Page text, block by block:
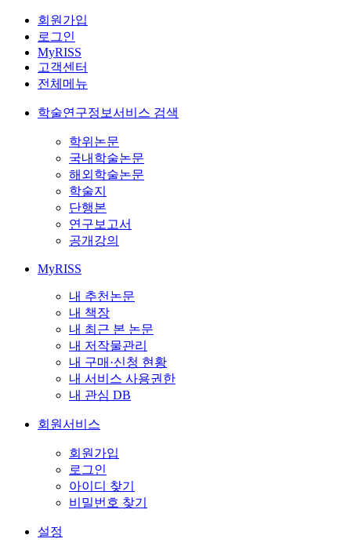
회원가입
로그인
MyRISS
고객센터
전체메뉴
학술연구정보서비스 검색
학위논문
국내학술논문
해외학술논문
학술지
단행본
연구보고서
공개강의
MyRISS
내 추천논문
내 책장
내 최근 본 논문
내 저작물관리
내 구매·신청 현황
내 서비스 사용권한
내 관심 DB
회원서비스
회원가입
로그인
아이디 찾기
비밀번호 찾기
설정